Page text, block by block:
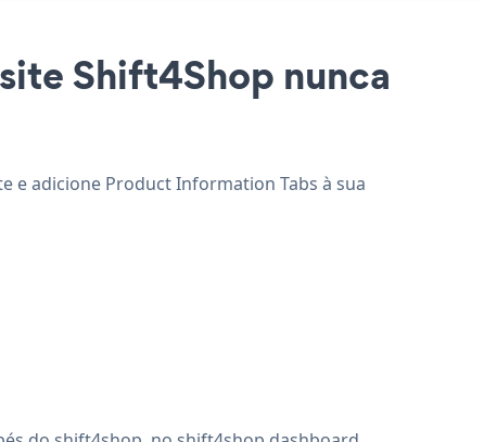
Shift4Shop nunca
e adicione Product Information Tabs à sua